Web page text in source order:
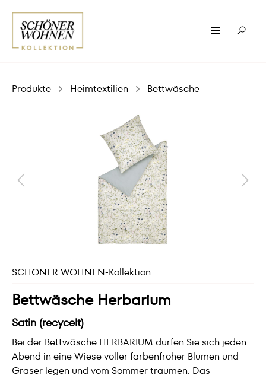
Produkte Heimtextilien Bettwäsche
SCHÖNER WOHNEN-Kollektion
Bettwäsche Herbarium
Satin (recycelt)
Bei der Bettwäsche HERBARIUM dürfen Sie sich jeden
Abend in eine Wiese voller farbenfroher Blumen und
Gräser legen und vom Sommer träumen. Das